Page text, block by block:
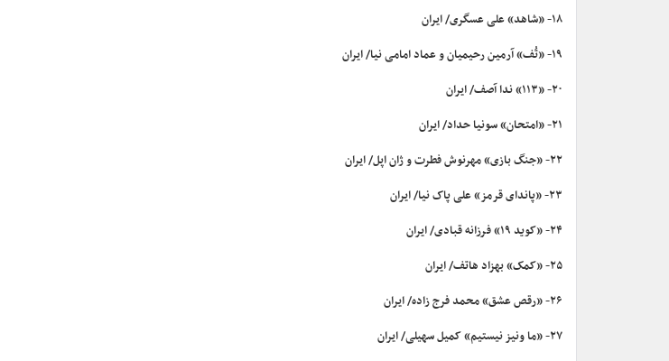
۱۸- «شاهد» علی عسگری/ ایران
۱۹- «تُف» آرمین رحیمیان و عماد امامی نیا/ ایران
۲۰- «۱۱۳» ندا آصف/ ایران
۲۱- «امتحان» سونیا حداد/ ایران
۲۲- «جنگ بازی» مهرنوش فطرت و ژان اپل/ ایران
۲۳- «پاندای قرمز» علی پاک نیا/ ایران
۲۴- «کوید ۱۹» فرزانه قبادی/ ایران
۲۵- «کمک» بهزاد هاتف/ ایران
۲۶- «رقص عشق» محمد فرج زاده/ ایران
۲۷- «ما ونیز نیستیم» کمیل سهیلی/ ایران